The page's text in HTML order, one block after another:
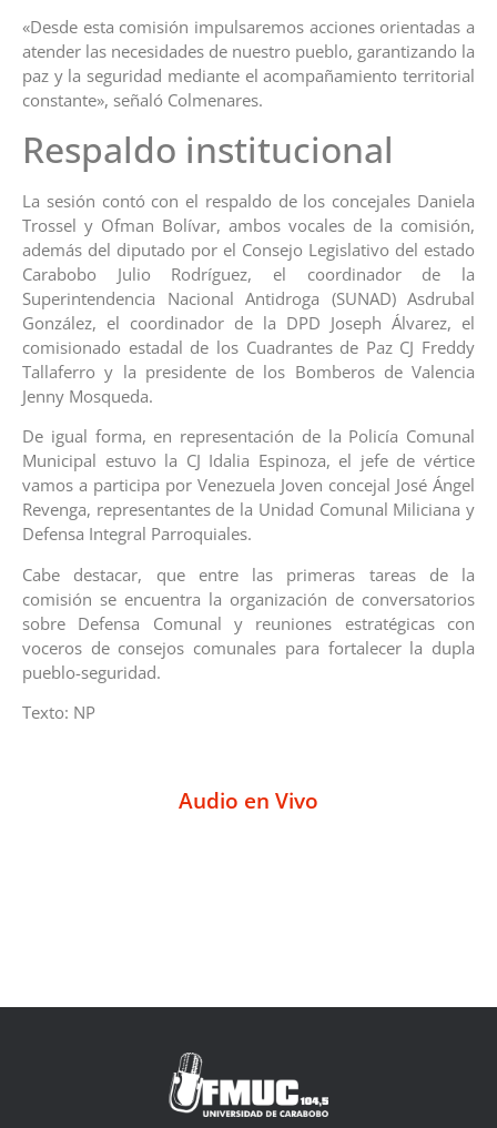
«Desde esta comisión impulsaremos acciones orientadas a
atender las necesidades de nuestro pueblo, garantizando la
paz y la seguridad mediante el acompañamiento territorial
constante», señaló Colmenares.
Respaldo institucional
La sesión contó con el respaldo de los concejales Daniela
Trossel y Ofman Bolívar, ambos vocales de la comisión,
además del diputado por el Consejo Legislativo del estado
Carabobo Julio Rodríguez, el coordinador de la
Superintendencia Nacional Antidroga (SUNAD) Asdrubal
González, el coordinador de la DPD Joseph Álvarez, el
comisionado estadal de los Cuadrantes de Paz CJ Freddy
Tallaferro y la presidente de los Bomberos de Valencia
Jenny Mosqueda.
De igual forma, en representación de la Policía Comunal
Municipal estuvo la CJ Idalia Espinoza, el jefe de vértice
vamos a participa por Venezuela Joven concejal José Ángel
Revenga, representantes de la Unidad Comunal Miliciana y
Defensa Integral Parroquiales.
Cabe destacar, que entre las primeras tareas de la
comisión se encuentra la organización de conversatorios
sobre Defensa Comunal y reuniones estratégicas con
voceros de consejos comunales para fortalecer la dupla
pueblo-seguridad.
Texto: NP
Audio en Vivo